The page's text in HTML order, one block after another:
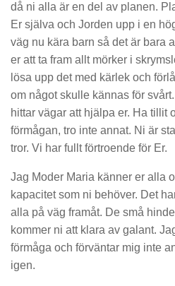
då ni alla är en del av planen.
Er själva och Jorden upp i en
väg nu kära barn så det är bara
er att ta fram allt mörker i
lösa upp det med kärlek och
om något skulle kännas för
hittar vägar att hjälpa er. Ha tillit
förmågan, tro inte annat. Ni är
tror. Vi har fullt förtroende för Er.
Jag Moder Maria känner er alla
kapacitet som ni behöver. Det
alla på väg framåt. De små
kommer ni att klara av galant.
förmåga och förväntar mig inte
igen.